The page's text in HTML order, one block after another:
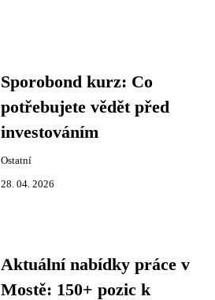
Sporobond kurz: Co
potřebujete vědět před
investováním
Ostatní
28. 04. 2026
Aktuální nabídky práce v
Mostě: 150+ pozic k